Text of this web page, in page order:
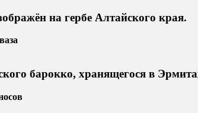
на гербе Алтайского края.
барокко, хранящегося в